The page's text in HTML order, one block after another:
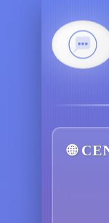
🌐